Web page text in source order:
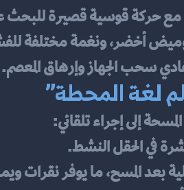
مع حركة قوسية قصيرة للبحث
أخضر، ونغمة مختلفة
سحب الجهاز وإرهاق المعصم.
لغة المحطة”
إلى إجراء تلقائي:
في الحقل النشط.
بعد المسح، ما يوفر نقرات